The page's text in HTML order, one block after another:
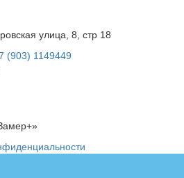
улица, 8, стр 18
(903) 1149449